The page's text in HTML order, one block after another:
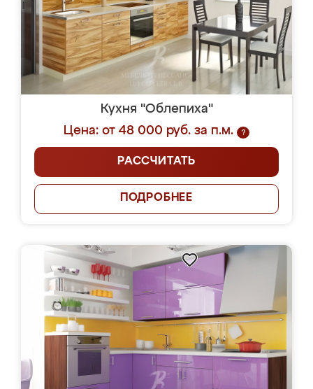
Кухня "Облепиха"
Цена: от 48 000 руб. за п.м.
?
РАССЧИТАТЬ
ПОДРОБНЕЕ